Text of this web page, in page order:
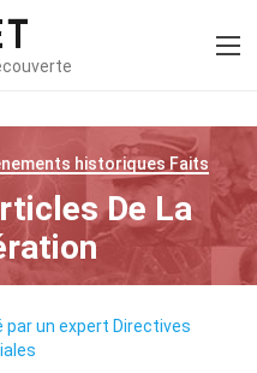
historiques Faits
De La
par un expert Directives